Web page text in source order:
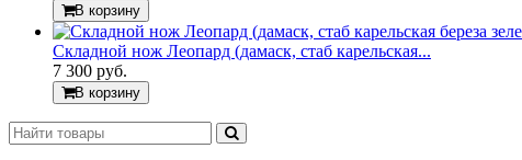
В корзину
Складной нож Леопард (дамаск, стаб карельская...
7 300 руб.
В корзину